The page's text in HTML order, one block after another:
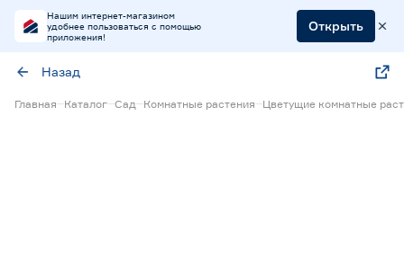
Нашим интернет-магазином
удобнее пользоваться с помощью
приложения!
Открыть
Назад
Главная Каталог Сад Комнатные растения Цветущие комнатные